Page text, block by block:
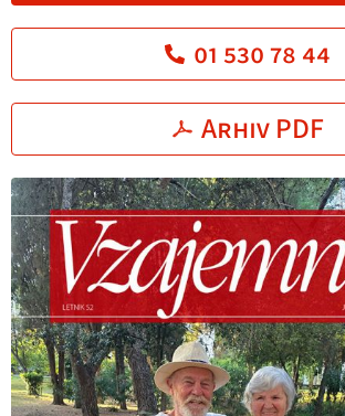
01 530 78 44
Arhiv PDF